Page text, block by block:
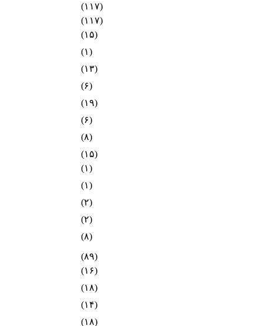
(۱۱۷)
(۱۱۷)
(۱۵)
(۱)
(۱۳)
(۶)
(۱۹)
(۶)
(۸)
(۱۵)
(۱)
(۱)
(۲)
(۲)
(۸)
(۸۹)
(۱۶)
(۱۸)
(۱۴)
(۱۸)